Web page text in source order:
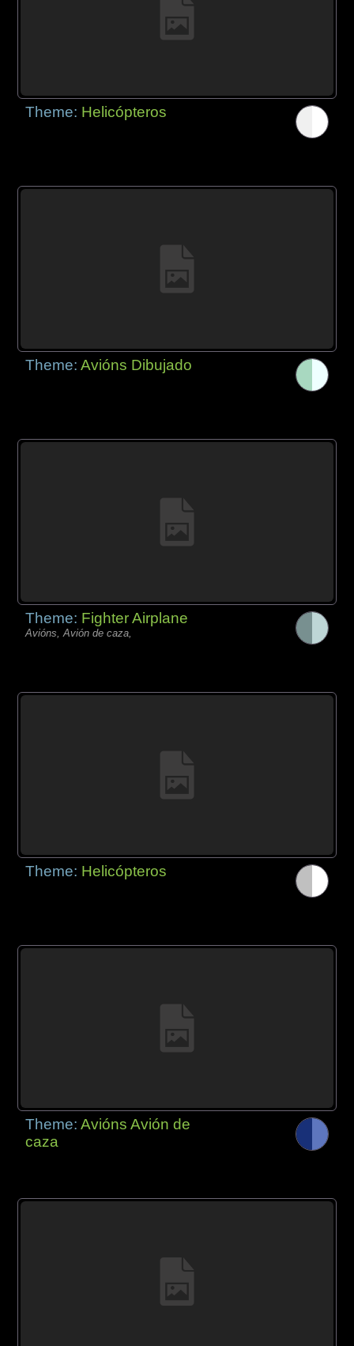
Theme: Helicópteros
Theme:Avións Dibujado
Theme: Fighter Airplane
Avións, Avión de caza,
Theme: Helicópteros
Theme:Avións Avión de
caza